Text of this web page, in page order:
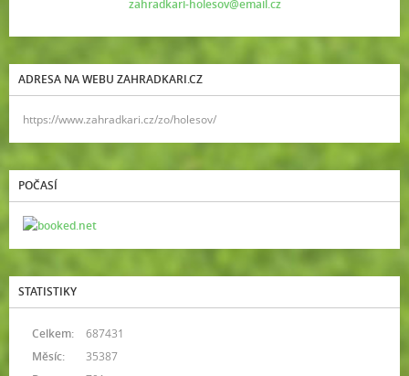
zahradkari-holesov@email.cz
ADRESA NA WEBU ZAHRADKARI.CZ
https://www.zahradkari.cz/zo/holesov/
POČASÍ
STATISTIKY
Celkem:
687431
Měsíc:
35387